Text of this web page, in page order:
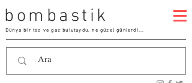
bombastik
Dünya bir toz ve gaz bulutuydu, ne güzel günlerdi...